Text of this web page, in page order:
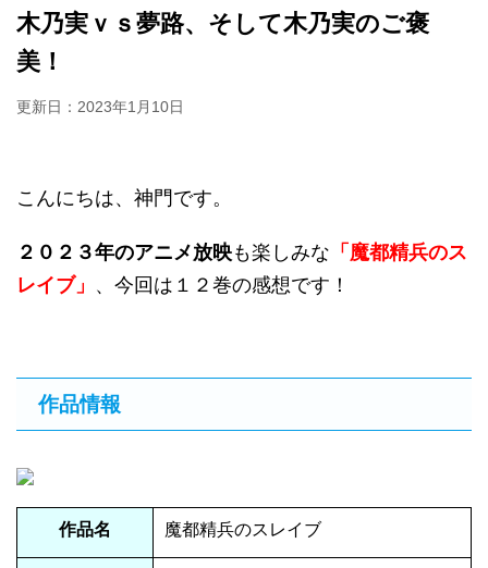
木乃実ｖｓ夢路、そして木乃実のご褒
美！
更新日： 2023年1月10日
こんにちは、神門です。
２０２３年のアニメ放映も楽しみな 「魔都精兵のス
レイブ」 、今回は１２巻の感想です！
作品情報
作品名 魔都精兵のスレイブ